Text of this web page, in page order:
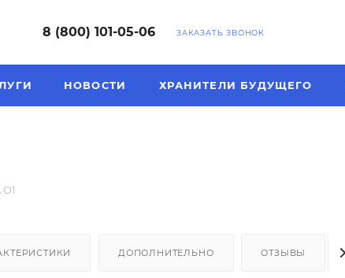
8 (800) 101-05-06 ЗАКАЗАТЬ ЗВОНОК
НОВОСТИ ХРАНИТЕЛИ БУДУЩЕГО
ДОПОЛНИТЕЛЬНО ОТЗЫВЫ